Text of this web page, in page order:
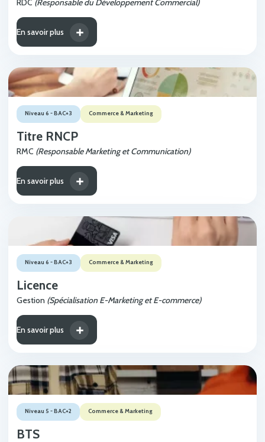
En savoir plus
RMC (Responsable Marketing et Communication)
Titre RNCP
Niveau 6 - BAC+3 Commerce & Marketing
En savoir plus
Gestion (Spécialisation E-Marketing et E-commerce)
Licence
Niveau 6 - BAC+3 Commerce & Marketing
En savoir plus
BTS
Niveau 5 - BAC+2 Commerce & Marketing